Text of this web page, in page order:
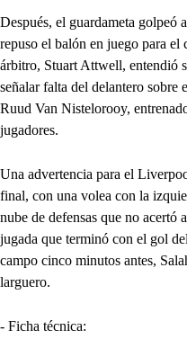
Después, el guardameta golpeó
repuso el balón en juego para el
árbitro, Stuart Attwell, entendió
señalar falta del delantero sobre
Ruud Van Nistelorooy,
jugadores.
Una advertencia para el
final, con una volea con la
nube de defensas que no acertó
jugada que terminó con el gol
campo cinco minutos antes,
larguero.
- Ficha técnica: